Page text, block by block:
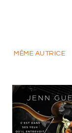
MÊME AUTRICE